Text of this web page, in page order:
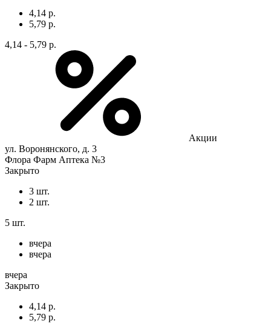
4,14 р.
5,79 р.
4,14 - 5,79 р.
Акции
ул. Воронянского, д. 3
Флора Фарм Аптека №3
Закрыто
3 шт.
2 шт.
5 шт.
вчера
вчера
вчера
Закрыто
4,14 р.
5,79 р.